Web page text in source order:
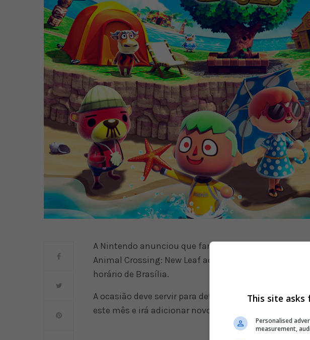
A Nintendo anunciou que fará uma transmissão
Animal Crossing: New Leaf ao meio-dia desta quarta-
horário de Brasília.
A ocasião deve servir para detalhar a nova
este mês e irá adicionar novos Amiibo ao jogo.
This site asks
Personalised
measurement,